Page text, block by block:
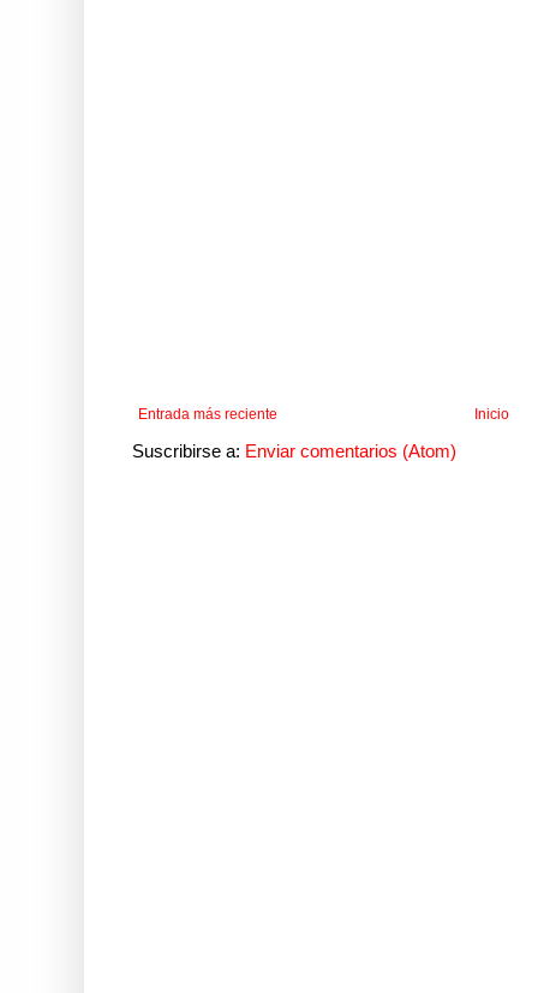
Entrada más reciente Inicio
Suscribirse a: Enviar comentarios (Atom)